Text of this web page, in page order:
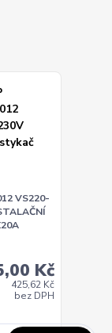
VS220-
Kč
425,62 Kč
bez DPH